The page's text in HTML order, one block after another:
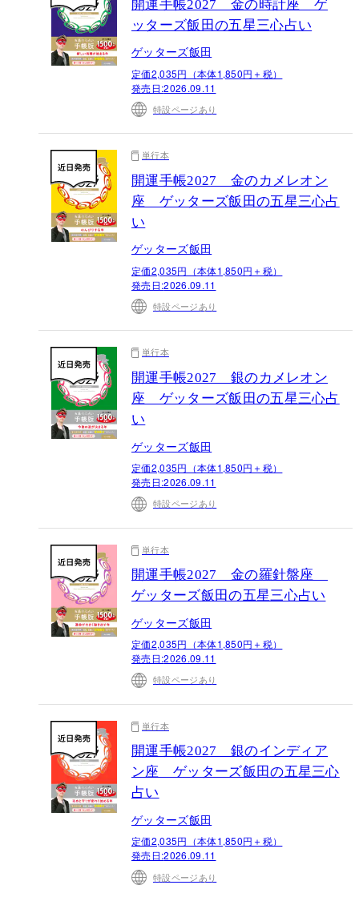
開運手帳2027 金の時計座 ゲ
ッターズ飯田の五星三心占い
ゲッターズ飯田
定価2,035円（本体1,850円＋税）
発売日:2026.09.11
特設ページあり
単行本
開運手帳2027 金のカメレオン
座 ゲッターズ飯田の五星三心占
い
ゲッターズ飯田
定価2,035円（本体1,850円＋税）
発売日:2026.09.11
特設ページあり
単行本
開運手帳2027 銀のカメレオン
座 ゲッターズ飯田の五星三心占
い
ゲッターズ飯田
定価2,035円（本体1,850円＋税）
発売日:2026.09.11
特設ページあり
単行本
開運手帳2027 金の羅針盤座
ゲッターズ飯田の五星三心占い
ゲッターズ飯田
定価2,035円（本体1,850円＋税）
発売日:2026.09.11
特設ページあり
単行本
開運手帳2027 銀のインディア
ン座 ゲッターズ飯田の五星三心
占い
ゲッターズ飯田
定価2,035円（本体1,850円＋税）
発売日:2026.09.11
特設ページあり